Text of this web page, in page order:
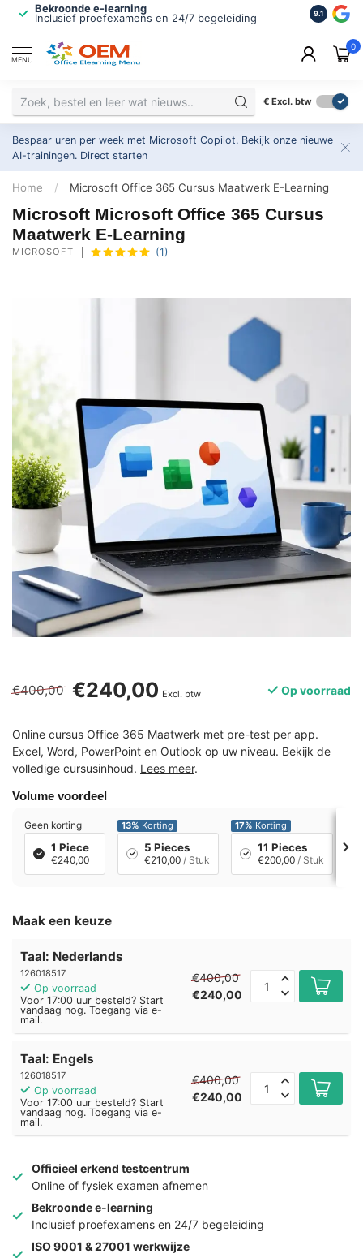
Bekroonde e-learning
Inclusief proefexamens en 24/7 begeleiding
ISO
2.500+
9.1
MENU
0
€ Excl. btw
Bespaar uren per week met Microsoft Copilot. Bekijk onze nieuwe
AI-trainingen. Direct starten
Home / Microsoft Office 365 Cursus Maatwerk E-Learning
Microsoft Microsoft Office 365 Cursus
Maatwerk E-Learning
MICROSOFT (1)
€400,00 €240,00 Excl. btw Op voorraad
Online cursus Office 365 Maatwerk met pre-test per app.
Excel, Word, PowerPoint en Outlook op uw niveau. Bekijk de
volledige cursusinhoud. Lees meer.
Volume voordeel
Geen korting
1 Piece
€240,00
13% Korting
5 Pieces
€210,00 / Stuk
17% Korting
11 Pieces
€200,00 / Stuk
Maak een keuze
Taal: Nederlands
126018517
Op voorraad
Voor 17:00 uur besteld? Start
vandaag nog. Toegang via e-
mail.
€400,00
€240,00
Taal: Engels
126018517
Op voorraad
Voor 17:00 uur besteld? Start
vandaag nog. Toegang via e-
mail.
€400,00
€240,00
Officieel erkend testcentrum
Online of fysiek examen afnemen
Bekroonde e-learning
Inclusief proefexamens en 24/7 begeleiding
ISO 9001 & 27001 werkwijze